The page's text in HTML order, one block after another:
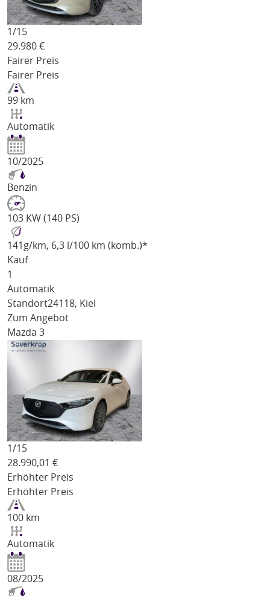
1/15
29.980 €
Fairer Preis
Fairer Preis
99 km
Automatik
10/2025
Benzin
103 KW (140 PS)
141 g/km, 6,3 l/100 km (komb.)*
Kauf
1
Automatik
Standort24118, Kiel
Zum Angebot
Mazda 3
1/15
28.990,01 €
Erhöhter Preis
Erhöhter Preis
100 km
Automatik
08/2025